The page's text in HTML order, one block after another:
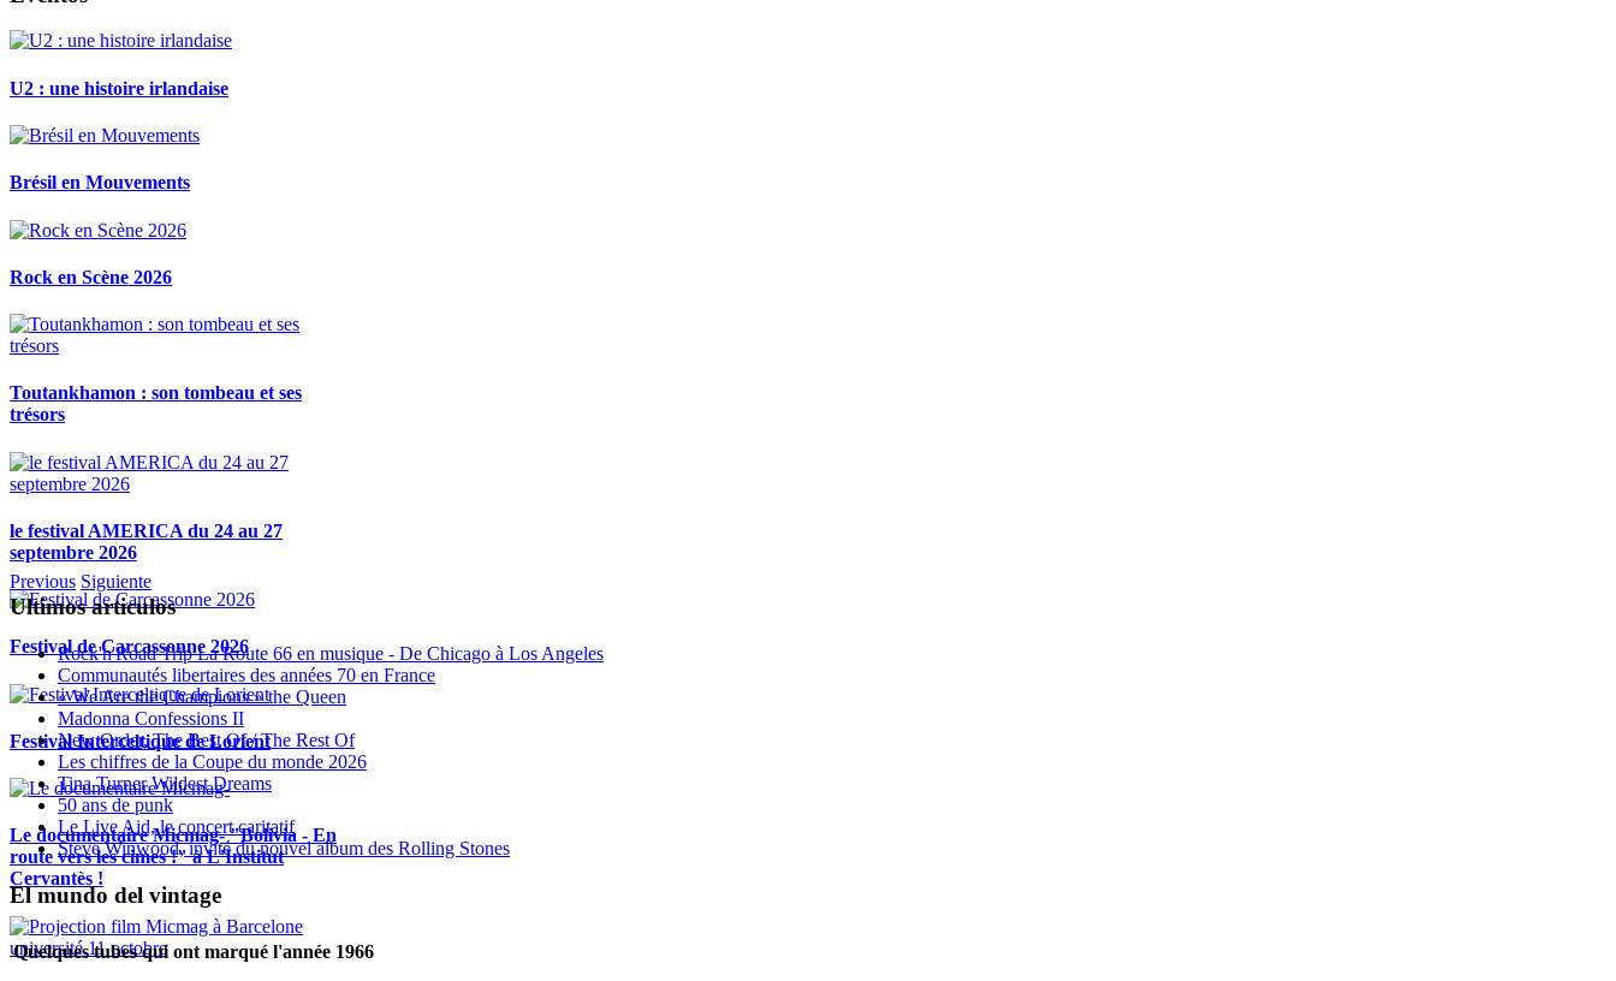
U2 : une histoire irlandaise
Brésil en Mouvements
Rock en Scène 2026
Toutankhamon : son tombeau et ses
trésors
le festival AMERICA du 24 au 27
septembre 2026
Festival de Carcassonne 2026
Festival Interceltique de Lorient
Le documentaire Micmag- "Bolivia - En
route vers les cimes !" à L'Institut
Cervantès !
Previous Siguiente
Ultimos articulos
Rock'n'Road Trip La Route 66 en musique - De Chicago à Los Angeles
Communautés libertaires des années 70 en France
« We Are the Champions » the Queen
Madonna Confessions II
New Order, The Best Of / The Rest Of
Les chiffres de la Coupe du monde 2026
Tina Turner Wildest Dreams
50 ans de punk
Le Live Aid, le concert caritatif
Steve Winwood, invité du nouvel album des Rolling Stones
El mundo del vintage
Quelques tubes qui ont marqué l'année 1966